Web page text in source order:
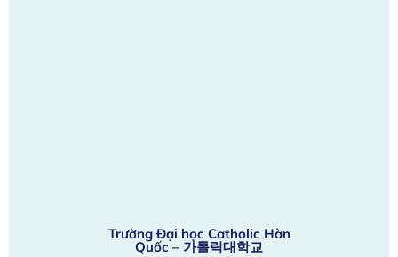
Trường Đại học Catholic Hàn
Quốc – 가톨릭대학교